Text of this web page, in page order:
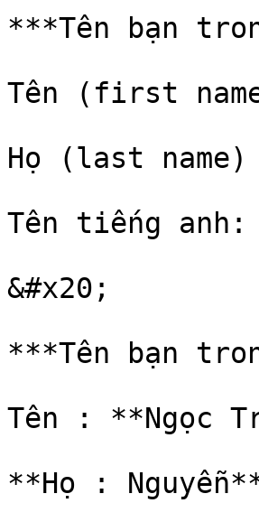
***Tên bạn
Tên (first
Họ (last
Tên tiếng anh:
&#x20;
***Tên bạn
Tên : **Ngọc
**Họ :